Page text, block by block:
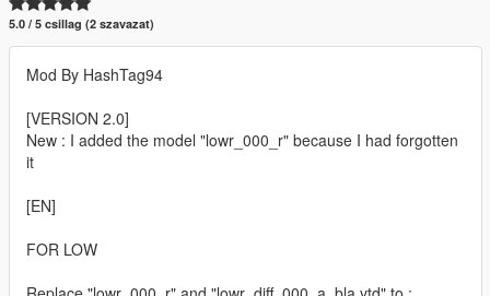
5.0 / 5 csillag (2 szavazat)
Mod By HashTag94
[VERSION 2.0]
New : I added the model "lowr_000_r" because I had forgotten
it
[EN]
FOR LOW